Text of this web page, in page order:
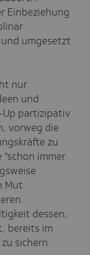
Einbeziehung
umgesetzt
nur
und
Up partizipativ
vorweg die
zu
"schon immer
Mut
dessen,
bereits im
sichern.